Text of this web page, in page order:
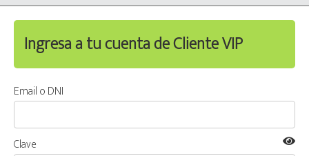
Ingresa a tu cuenta de Cliente VIP
Email o DNI
Clave